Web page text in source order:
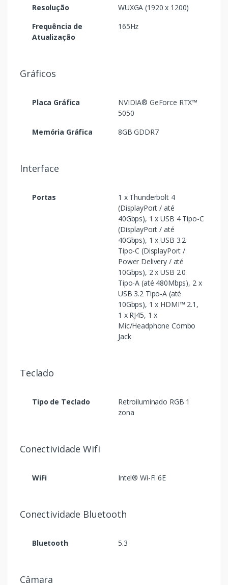
Resolução
WUXGA (1920 x 1200)
Frequência de
Atualização
165Hz
Gráficos
Placa Gráfica
NVIDIA® GeForce RTX™
5050
Memória Gráfica
8GB GDDR7
Interface
Portas
1 x Thunderbolt 4
(DisplayPort / até
40Gbps), 1 x USB 4 Tipo-C
(DisplayPort / até
40Gbps), 1 x USB 3.2
Tipo-C (DisplayPort /
Power Delivery / até
10Gbps), 2 x USB 2.0
Tipo-A (até 480Mbps), 2 x
USB 3.2 Tipo-A (até
10Gbps), 1 x HDMI™ 2.1,
1 x RJ45, 1 x
Mic/Headphone Combo
Jack
Teclado
Tipo de Teclado
Retroiluminado RGB 1
zona
Conectividade Wifi
WiFi Intel® Wi-Fi 6E
Conectividade Bluetooth
Bluetooth 5.3
Câmara